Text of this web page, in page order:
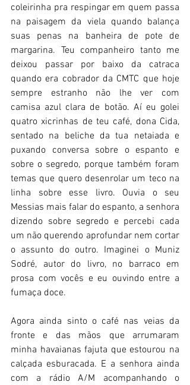
coleirinha pra respingar em quem passa
na paisagem da viela quando balança
suas penas na banheira de pote de
margarina. Teu companheiro tanto me
deixou passar por baixo da catraca
quando era cobrador da CMTC que hoje
sempre estranho não lhe ver com
camisa azul clara de botão. Aí eu golei
quatro xicrinhas de teu café, dona Cida,
sentado na beliche da tua netaiada e
puxando conversa sobre o espanto e
sobre o segredo, porque também foram
temas que quero desenrolar um teco na
linha sobre esse livro. Ouvia o seu
Messias mais falar do espanto, a senhora
dizendo sobre segredo e percebi cada
um não querendo aprofundar nem cortar
o assunto do outro. Imaginei o Muniz
Sodré, autor do livro, no barraco em
prosa com vocês e eu ouvindo entre a
fumaça doce.
Agora ainda sinto o café nas veias da
fronte e das mãos que arrumaram
minha havaianas fajuta que estourou na
calçada esburacada. E a senhora ainda
com a rádio A/M acompanhando o